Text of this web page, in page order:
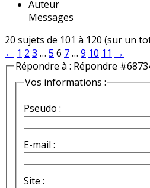
Auteur
Messages
20 sujets de 101 à 120 (sur un
← 1 2 3 … 5 6 7… 9 10 11 →
Répondre à : Répondre
Vos informations :
Pseudo :
E-mail :
Site :